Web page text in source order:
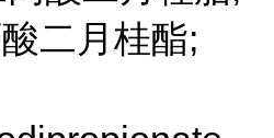
二月桂酯;